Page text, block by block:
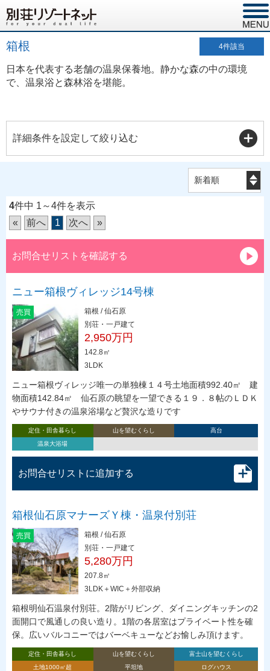
箱根 4件該当
日本を代表する老舗の温泉保養地。静かな森の中の環境
で、温泉浴と森林浴を堪能。
詳細条件を設定して絞り込む
4件中 1～4件を表示
«
前へ 1 次へ »
お問合せリストを確認する
ニュー箱根ヴィレッジ14号棟
売買
箱根 / 仙石原
別荘・一戸建て
2,950万円
142.8㎡
3LDK
ニュー箱根ヴィレッジ唯一の単独棟１４号土地面積992.40㎡ 建
物面積142.84㎡ 仙石原の眺望を一望できる１９．８帖のＬＤＫ
やサウナ付きの温泉浴場など贅沢な造りです
定住・田舎暮らし 山を望むくらし
高台
温泉大浴場
お問合せリストに追加する
箱根仙石原マナーズＹ棟・温泉付別荘
売買
箱根 / 仙石原
別荘・一戸建て
5,280万円
207.8㎡
3LDK＋WIC＋外部収納
箱根明仙石温泉付別荘。2階がリビング、ダイニングキッチンの2
面開口で風通しの良い造り。1階の各居室はプライベート性を確
保。広いバルコニーではバーベキューなどお愉しみ頂けます。
定住・田舎暮らし 山を望むくらし
富士山を望むくらし
土地1000㎡超
平坦地
ログハウス